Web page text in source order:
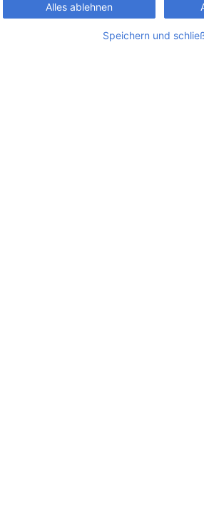
Alles ablehnen
Speichern und